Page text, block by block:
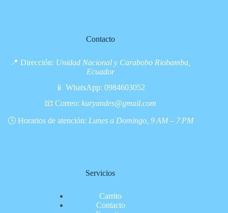
o
Contacto
📍 Dirección: Unidad Nacional y Carabobo Riobamba,
Ecuador
📱 WhatsApp:0984603052
📧 Correo: kuryandes@gmail.com
🕓 Horarios de atención: Lunes a Domingo, 9 AM – 7 PM
Servicios
Carrito
Contacto